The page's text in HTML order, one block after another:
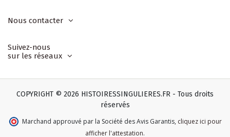
Nous contacter
Suivez-nous
sur les réseaux
COPYRIGHT © 2026 HISTOIRESSINGULIERES.FR - Tous droits
réservés
Marchand approuvé par la Société des Avis Garantis, cliquez ici pour
afficher l'attestation.